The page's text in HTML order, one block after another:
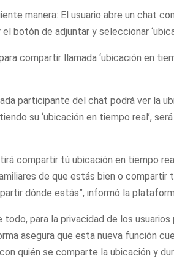
manera: El usuario abre un chat
el botón de adjuntar y seleccionar
compartir llamada ‘ubicación en
participante del chat podrá ver la
su ‘ubicación en tiempo real’,
compartir tú ubicación en tiempo
de que estás bien o compartir
dónde estás”, informó la
para la privacidad de los
asegura que esta nueva función
quién se comparte la ubicación y